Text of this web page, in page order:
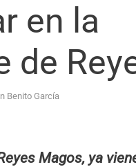
en la
de
Benito García
Magos, ya